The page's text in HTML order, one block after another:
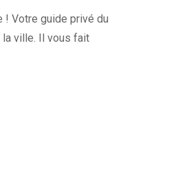
! Votre guide privé du
la ville. Il vous fait